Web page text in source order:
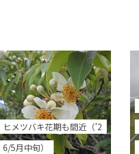
ヒメツバキ花期も間近（’2
6/5月中旬）